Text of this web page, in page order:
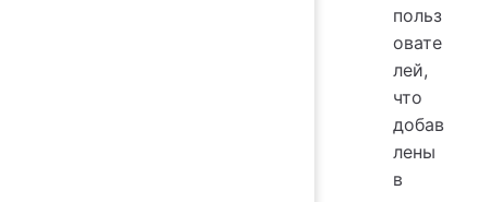
польз
овате
лей,
что
добав
лены
в